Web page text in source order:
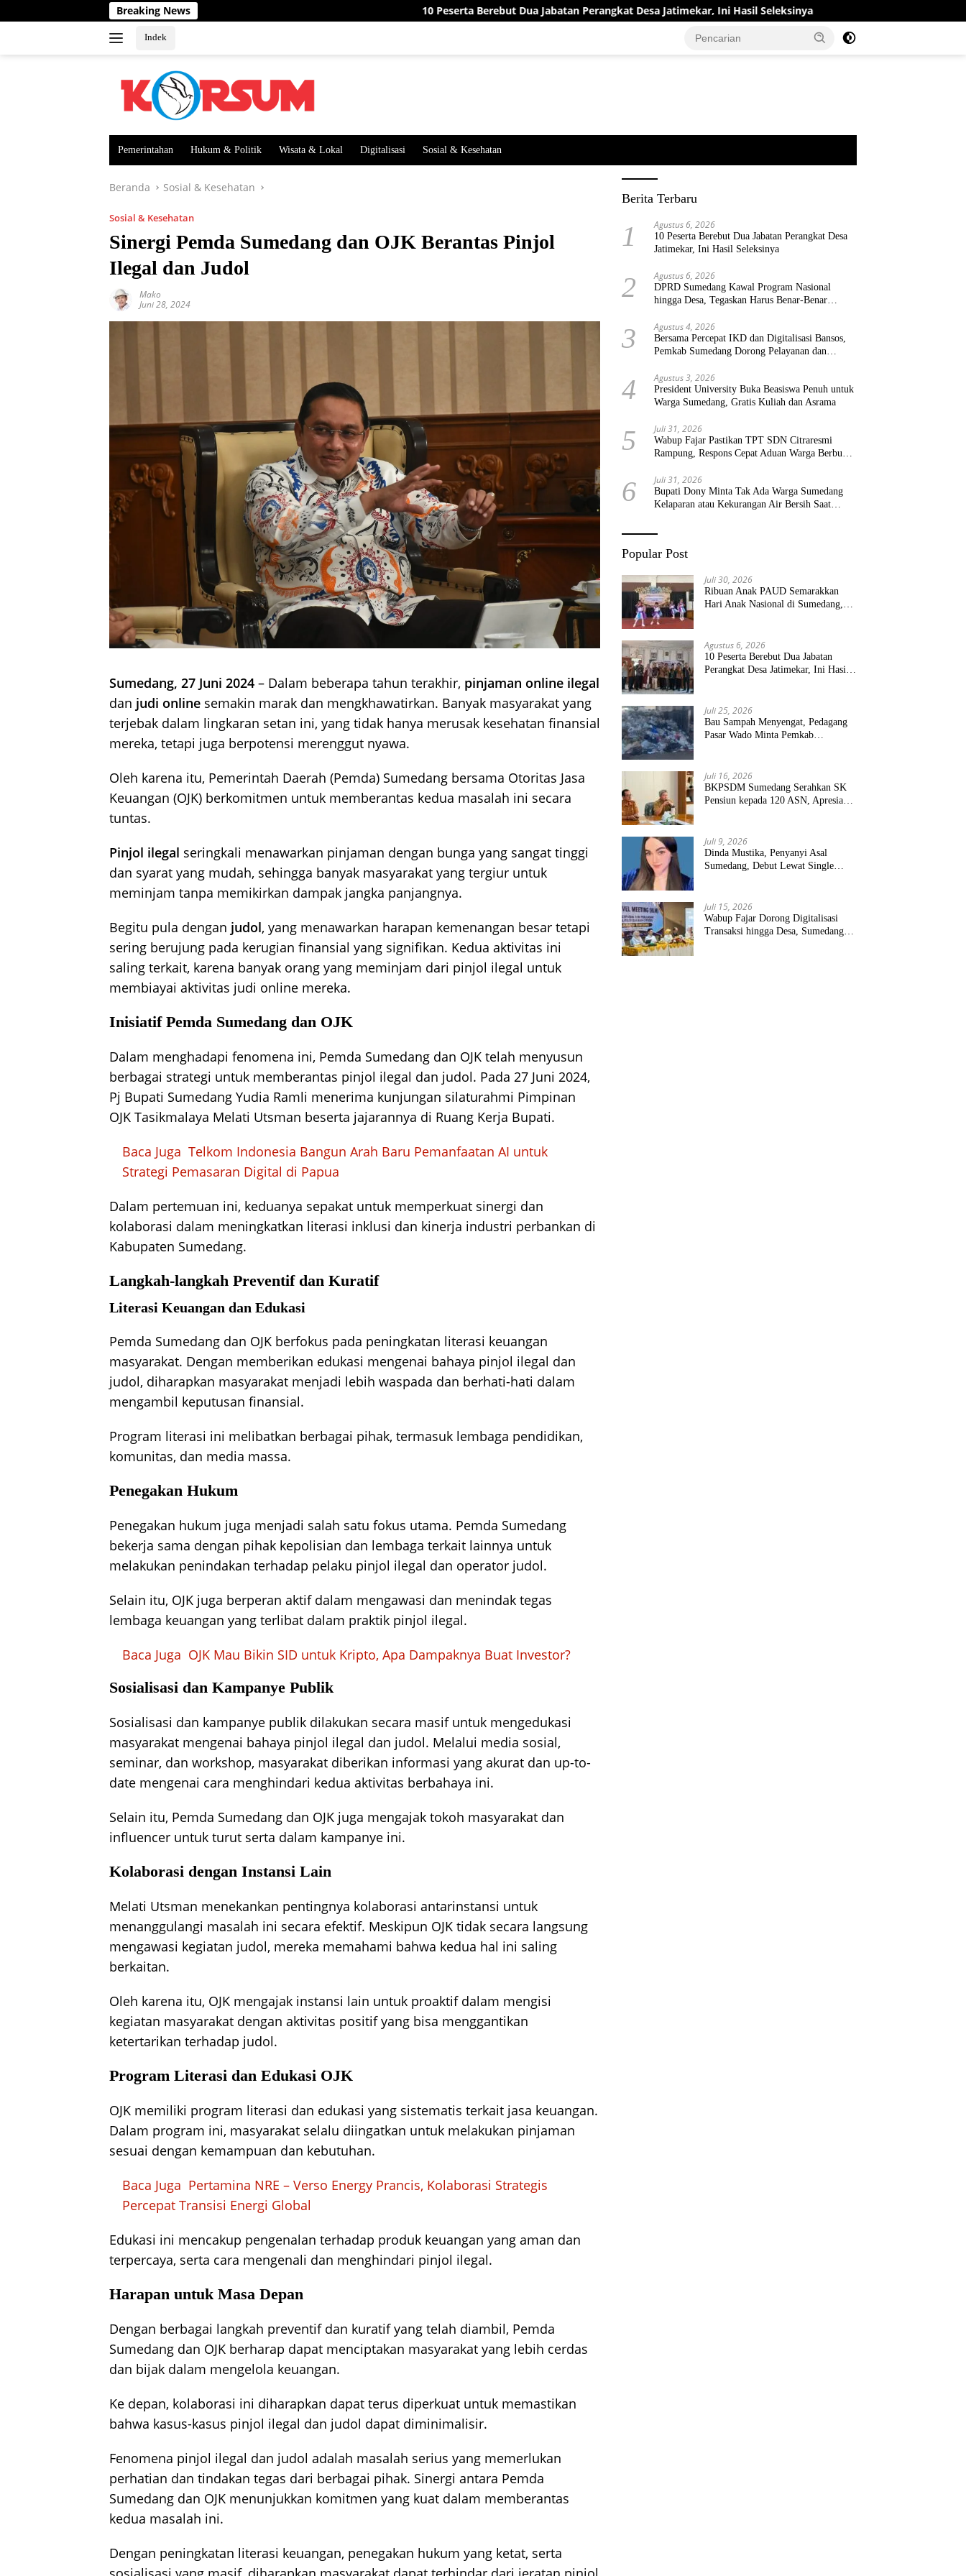
ke
Breaking News 10 Peserta Berebut Dua Jabatan Perangkat Desa Jatimekar, Ini Hasil Seleksinya DPRD Sumedang Kawal Program
Indek
Pemerintahan Hukum & Politik Wisata & Lokal Digitalisasi Sosial & Kesehatan
Beranda Sosial & Kesehatan
Sosial & Kesehatan
Sinergi Pemda Sumedang dan OJK Berantas Pinjol
Ilegal dan Judol
Mako
Juni 28, 2024
Sumedang, 27 Juni 2024 – Dalam beberapa tahun terakhir, pinjaman online ilegal
dan judi online semakin marak dan mengkhawatirkan. Banyak masyarakat yang
terjebak dalam lingkaran setan ini, yang tidak hanya merusak kesehatan finansial
mereka, tetapi juga berpotensi merenggut nyawa.
Oleh karena itu, Pemerintah Daerah (Pemda) Sumedang bersama Otoritas Jasa
Keuangan (OJK) berkomitmen untuk memberantas kedua masalah ini secara
tuntas.
Pinjol ilegal seringkali menawarkan pinjaman dengan bunga yang sangat tinggi
dan syarat yang mudah, sehingga banyak masyarakat yang tergiur untuk
meminjam tanpa memikirkan dampak jangka panjangnya.
Begitu pula dengan judol, yang menawarkan harapan kemenangan besar tetapi
sering berujung pada kerugian finansial yang signifikan. Kedua aktivitas ini
saling terkait, karena banyak orang yang meminjam dari pinjol ilegal untuk
membiayai aktivitas judi online mereka.
Inisiatif Pemda Sumedang dan OJK
Dalam menghadapi fenomena ini, Pemda Sumedang dan OJK telah menyusun
berbagai strategi untuk memberantas pinjol ilegal dan judol. Pada 27 Juni 2024,
Pj Bupati Sumedang Yudia Ramli menerima kunjungan silaturahmi Pimpinan
OJK Tasikmalaya Melati Utsman beserta jajarannya di Ruang Kerja Bupati.
Baca Juga Telkom Indonesia Bangun Arah Baru Pemanfaatan AI untuk
Strategi Pemasaran Digital di Papua
Dalam pertemuan ini, keduanya sepakat untuk memperkuat sinergi dan
kolaborasi dalam meningkatkan literasi inklusi dan kinerja industri perbankan di
Kabupaten Sumedang.
Langkah-langkah Preventif dan Kuratif
Literasi Keuangan dan Edukasi
Pemda Sumedang dan OJK berfokus pada peningkatan literasi keuangan
masyarakat. Dengan memberikan edukasi mengenai bahaya pinjol ilegal dan
judol, diharapkan masyarakat menjadi lebih waspada dan berhati-hati dalam
mengambil keputusan finansial.
Program literasi ini melibatkan berbagai pihak, termasuk lembaga pendidikan,
komunitas, dan media massa.
Penegakan Hukum
Penegakan hukum juga menjadi salah satu fokus utama. Pemda Sumedang
bekerja sama dengan pihak kepolisian dan lembaga terkait lainnya untuk
melakukan penindakan terhadap pelaku pinjol ilegal dan operator judol.
Selain itu, OJK juga berperan aktif dalam mengawasi dan menindak tegas
lembaga keuangan yang terlibat dalam praktik pinjol ilegal.
Baca Juga OJK Mau Bikin SID untuk Kripto, Apa Dampaknya Buat Investor?
Sosialisasi dan Kampanye Publik
Sosialisasi dan kampanye publik dilakukan secara masif untuk mengedukasi
masyarakat mengenai bahaya pinjol ilegal dan judol. Melalui media sosial,
seminar, dan workshop, masyarakat diberikan informasi yang akurat dan up-to-
date mengenai cara menghindari kedua aktivitas berbahaya ini.
Selain itu, Pemda Sumedang dan OJK juga mengajak tokoh masyarakat dan
influencer untuk turut serta dalam kampanye ini.
Kolaborasi dengan Instansi Lain
Melati Utsman menekankan pentingnya kolaborasi antarinstansi untuk
menanggulangi masalah ini secara efektif. Meskipun OJK tidak secara langsung
mengawasi kegiatan judol, mereka memahami bahwa kedua hal ini saling
berkaitan.
Oleh karena itu, OJK mengajak instansi lain untuk proaktif dalam mengisi
kegiatan masyarakat dengan aktivitas positif yang bisa menggantikan
ketertarikan terhadap judol.
Program Literasi dan Edukasi OJK
OJK memiliki program literasi dan edukasi yang sistematis terkait jasa keuangan.
Dalam program ini, masyarakat selalu diingatkan untuk melakukan pinjaman
sesuai dengan kemampuan dan kebutuhan.
Baca Juga Pertamina NRE – Verso Energy Prancis, Kolaborasi Strategis
Percepat Transisi Energi Global
Edukasi ini mencakup pengenalan terhadap produk keuangan yang aman dan
terpercaya, serta cara mengenali dan menghindari pinjol ilegal.
Harapan untuk Masa Depan
Dengan berbagai langkah preventif dan kuratif yang telah diambil, Pemda
Sumedang dan OJK berharap dapat menciptakan masyarakat yang lebih cerdas
dan bijak dalam mengelola keuangan.
Ke depan, kolaborasi ini diharapkan dapat terus diperkuat untuk memastikan
bahwa kasus-kasus pinjol ilegal dan judol dapat diminimalisir.
Fenomena pinjol ilegal dan judol adalah masalah serius yang memerlukan
perhatian dan tindakan tegas dari berbagai pihak. Sinergi antara Pemda
Sumedang dan OJK menunjukkan komitmen yang kuat dalam memberantas
kedua masalah ini.
Dengan peningkatan literasi keuangan, penegakan hukum yang ketat, serta
Berita Terbaru
1 Agustus 6, 2026
10 Peserta Berebut Dua Jabatan Perangkat Desa
Jatimekar, Ini Hasil Seleksinya
2 Agustus 6, 2026
DPRD Sumedang Kawal Program Nasional
hingga Desa, Tegaskan Harus Benar-Benar
3 Agustus 4, 2026
Bersama Percepat IKD dan Digitalisasi Bansos,
Pemkab Sumedang Dorong Pelayanan dan
4 Agustus 3, 2026
President University Buka Beasiswa Penuh untuk
Warga Sumedang, Gratis Kuliah dan Asrama
5 Juli 31, 2026
Wabup Fajar Pastikan TPT SDN Citraresmi
Rampung, Respons Cepat Aduan Warga Berbuah
6 Juli 31, 2026
Bupati Dony Minta Tak Ada Warga Sumedang
Kelaparan atau Kekurangan Air Bersih Saat
Popular Post
Juli 30, 2026
Ribuan Anak PAUD Semarakkan
Hari Anak Nasional di Sumedang,
Agustus 6, 2026
10 Peserta Berebut Dua Jabatan
Perangkat Desa Jatimekar, Ini Hasil
Juli 25, 2026
Bau Sampah Menyengat, Pedagang
Pasar Wado Minta Pemkab
Juli 16, 2026
BKPSDM Sumedang Serahkan SK
Pensiun kepada 120 ASN, Apresiasi
Juli 9, 2026
Dinda Mustika, Penyanyi Asal
Sumedang, Debut Lewat Single
Juli 15, 2026
Wabup Fajar Dorong Digitalisasi
Transaksi hingga Desa, Sumedang